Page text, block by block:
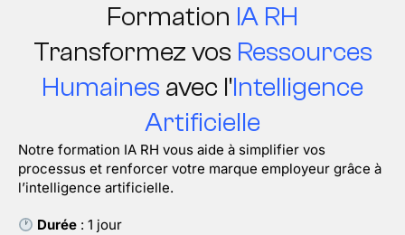
Formation IA RH
Transformez vos Ressources
Humaines avec l'Intelligence
Artificielle
Notre formation IA RH vous aide à simplifier vos
processus et renforcer votre marque employeur grâce à
l’intelligence artificielle.
Durée : 1 jour